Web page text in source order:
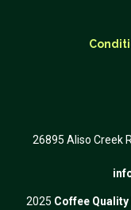
26895 Aliso Creek
2025 Coffee